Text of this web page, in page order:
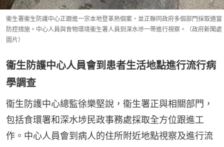
衞生署衞生防護中心正跟進一宗本地登革熱個案，並正聯同政府多個部門採取適當
防控措施。中心人員與食物環境衞生署人員到深水埗一帶進行視察。（政府新聞處
圖片）
衞生防護中心人員會到患者生活地點進行流行病
學調查
衞生防護中心總監徐樂堅說，衞生署正與相關部門，
包括食環署和深水埗民政事務處採取全方位跟進工
作。中心人員會到病人的住所附近地點視察及進行流